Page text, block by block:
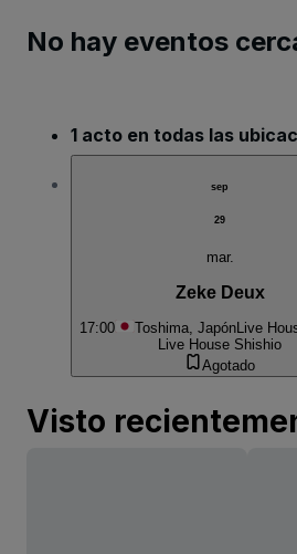
No hay eventos
1 acto en todas las
sep
29
mar.
Zeke Deux
17:00 Toshima, JapónLive
Live House Shishio
Agotado
Visto